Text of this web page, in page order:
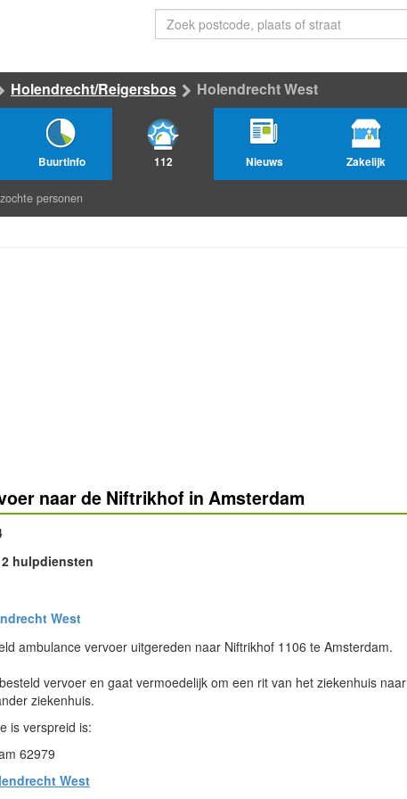
Holendrecht/Reigersbos Holendrecht West
Buurtinfo 112 Nieuws Zakelijk
personen
naar de Niftrikhof in Amsterdam
hulpdiensten
West
ambulance vervoer uitgereden naar Niftrikhof 1106 te Amsterdam.
vervoer en gaat vermoedelijk om een rit van het ziekenhuis naar
ziekenhuis.
is verspreid is:
62979
West